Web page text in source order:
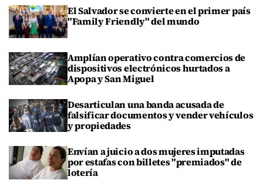
El Salvador se convierte en el primer país
"Family Friendly" del mundo
Amplían operativo contra comercios de
dispositivos electrónicos hurtados a
Apopa y San Miguel
Desarticulan una banda acusada de
falsificar documentos y vender vehículos
y propiedades
Envían a juicio a dos mujeres imputadas
por estafas con billetes "premiados" de
lotería